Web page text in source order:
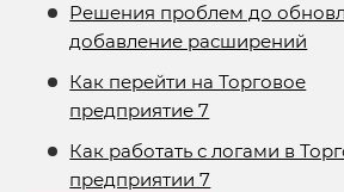
Решения проблем до
добавление расширений
Как перейти на Торговое
предприятие 7
Как работать с логами в
предприятии 7